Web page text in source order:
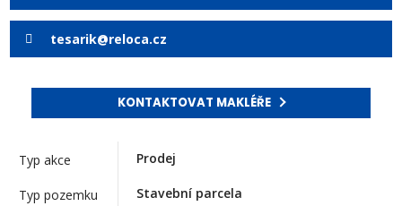
tesarik@reloca.cz
KONTAKTOVAT MAKLÉŘE
Typ akce Prodej
Typ pozemku Stavební parcela